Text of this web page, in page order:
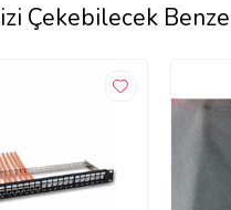
Çekebilecek